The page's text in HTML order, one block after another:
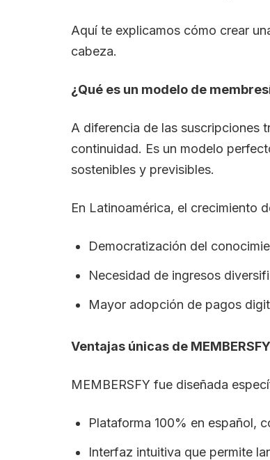
Aquí te explicamos cómo crear
cabeza.
¿Qué es un modelo de
A diferencia de las suscripciones
continuidad. Es un modelo
sostenibles y previsibles.
En Latinoamérica, el crecimiento
Democratización del
Necesidad de ingresos
Mayor adopción de pagos
Ventajas únicas de
MEMBERSFY fue diseñada
Plataforma 100% en español,
Interfaz intuitiva que permite